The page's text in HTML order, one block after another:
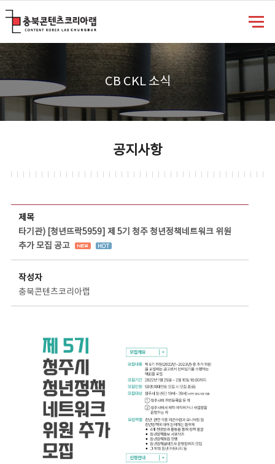
CB CKL 소식
공지사항
제목
타기관) [청년뜨락5959] 제 5기 청주 청년정책네트워크 위원
추가 모집 공고
작성자
충북콘텐츠코리아랩